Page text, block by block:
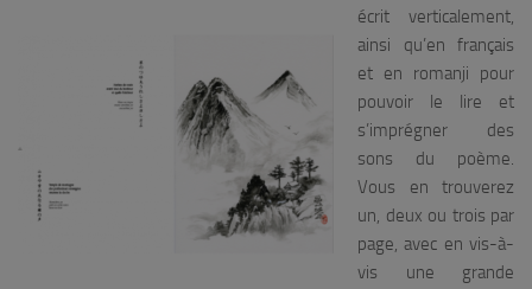
écrit verticalement,
ainsi qu’en français
et en romanji pour
pouvoir le lire et
s’imprégner des
sons du poème.
Vous en trouverez
un, deux ou trois par
page, avec en vis-à-
vis une grande